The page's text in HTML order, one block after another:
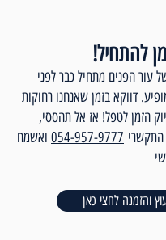
להתחיל!
עור הפנים מתחיל כבר לפני
דווקא בזמן שאנחנו רחוקות
הזמן לטפל! אז אל תהססי,
התקשרי 054-957-9777 ואשמח
והזמנה לחצי כאן